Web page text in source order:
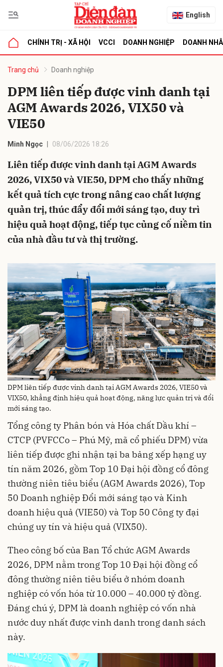
English
CHÍNH TRỊ - XÃ HỘI VCCI DOANH NGHIỆP DOANH
Trang chủ Doanh nghiệp
DPM liên tiếp được vinh danh tại
AGM Awards 2026, VIX50 và
VIE50
Minh Ngọc 08/06/2026 18:26
Liên tiếp được vinh danh tại AGM Awards
2026, VIX50 và VIE50, DPM cho thấy những
kết quả tích cực trong nâng cao chất lượng
quản trị, thúc đẩy đổi mới sáng tạo, duy trì
hiệu quả hoạt động, tiếp tục củng cố niềm tin
của nhà đầu tư và thị trường.
DPM liên tiếp được vinh danh tại AGM Awards 2026, VIE50 và
VIX50, khẳng định hiệu quả hoạt động, năng lực quản trị và đổi
mới sáng tạo.
Tổng công ty Phân bón và Hóa chất Dầu khí –
CTCP (PVFCCo – Phú Mỹ, mã cổ phiếu DPM) vừa
liên tiếp được ghi nhận tại ba bảng xếp hạng uy
tín năm 2026, gồm Top 10 Đại hội đồng cổ đông
thường niên tiêu biểu (AGM Awards 2026), Top
50 Doanh nghiệp Đổi mới sáng tạo và Kinh
doanh hiệu quả (VIE50) và Top 50 Công ty đại
chúng uy tín và hiệu quả (VIX50).
Theo công bố của Ban Tổ chức AGM Awards
2026, DPM nằm trong Top 10 Đại hội đồng cổ
đông thường niên tiêu biểu ở nhóm doanh
nghiệp có vốn hóa từ 10.000 – 40.000 tỷ đồng.
Đáng chú ý, DPM là doanh nghiệp có vốn nhà
nước duy nhất được vinh danh trong danh sách
này.
luận
Hủy